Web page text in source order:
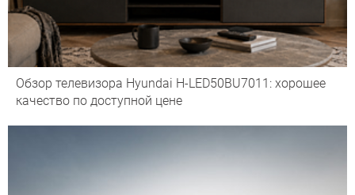
Обзор телевизора Hyundai H-LED50BU7011: хорошее
качество по доступной цене